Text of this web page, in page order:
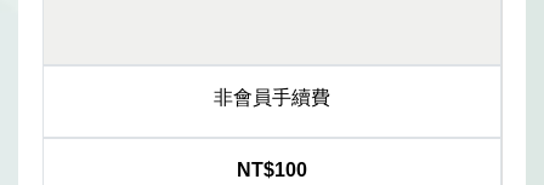
非會員手續費
NT$100